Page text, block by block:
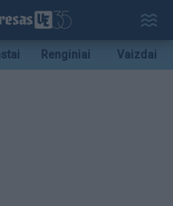
Renginiai Vaizdai